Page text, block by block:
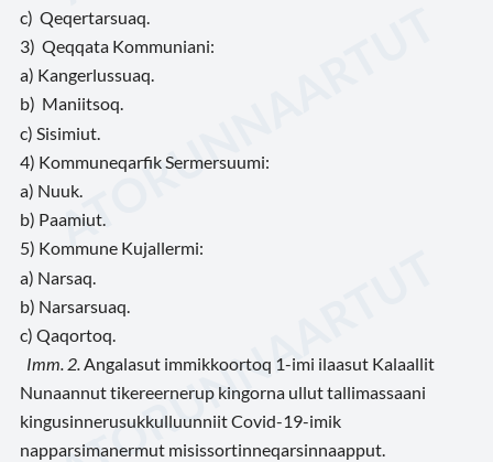
c) Qeqertarsuaq.
3) Qeqqata Kommuniani:
a) Kangerlussuaq.
b) Maniitsoq.
c) Sisimiut.
4) Kommuneqarfik Sermersuumi:
a) Nuuk.
b) Paamiut.
5) Kommune Kujallermi:
a) Narsaq.
b) Narsarsuaq.
c) Qaqortoq.
Imm. 2.Angalasut immikkoortoq 1-imi ilaasut Kalaallit
Nunaannut tikereernerup kingorna ullut tallimassaani
kingusinnerusukkulluunniit Covid-19-imik
napparsimanermut misissortinneqarsinnaapput.